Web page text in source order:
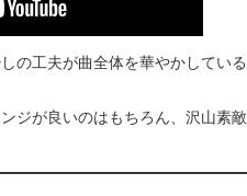
の工夫が曲全体を華やかしている
ジが良いのはもちろん、沢山素敵